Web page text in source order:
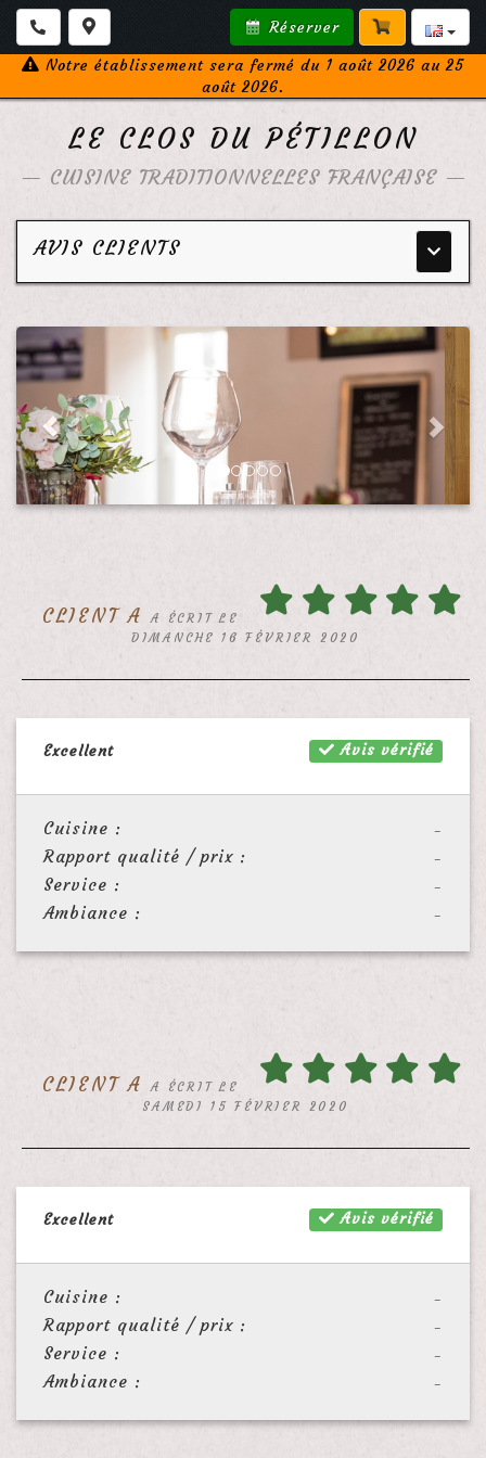
Réserver
Notre établissement sera fermé du 1 août 2026 au 25
août 2026.
LE CLOS DU PÉTILLON
— CUISINE TRADITIONNELLES FRANÇAISE —
Menu
AVIS CLIENTS
CLIENT A
A ÉCRIT LE
DIMANCHE 16 FÉVRIER 2020
Avis vérifié
Excellent
-
Cuisine :
-
Rapport qualité / prix :
-
Service :
-
Ambiance :
CLIENT A
A ÉCRIT LE
SAMEDI 15 FÉVRIER 2020
Avis vérifié
Excellent
-
Cuisine :
-
Rapport qualité / prix :
-
Service :
-
Ambiance :